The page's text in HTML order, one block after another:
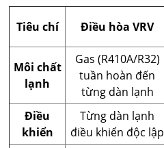
Tiêu chí Điều hòa VRV
Môi chất
lạnh
Gas (R410A/R32)
tuần hoàn đến
từng dàn lạnh
Điều
khiển
Từng dàn lạnh
điều khiển độc lập